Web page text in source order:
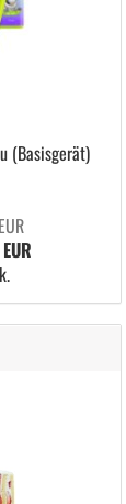
(Basisgerät)